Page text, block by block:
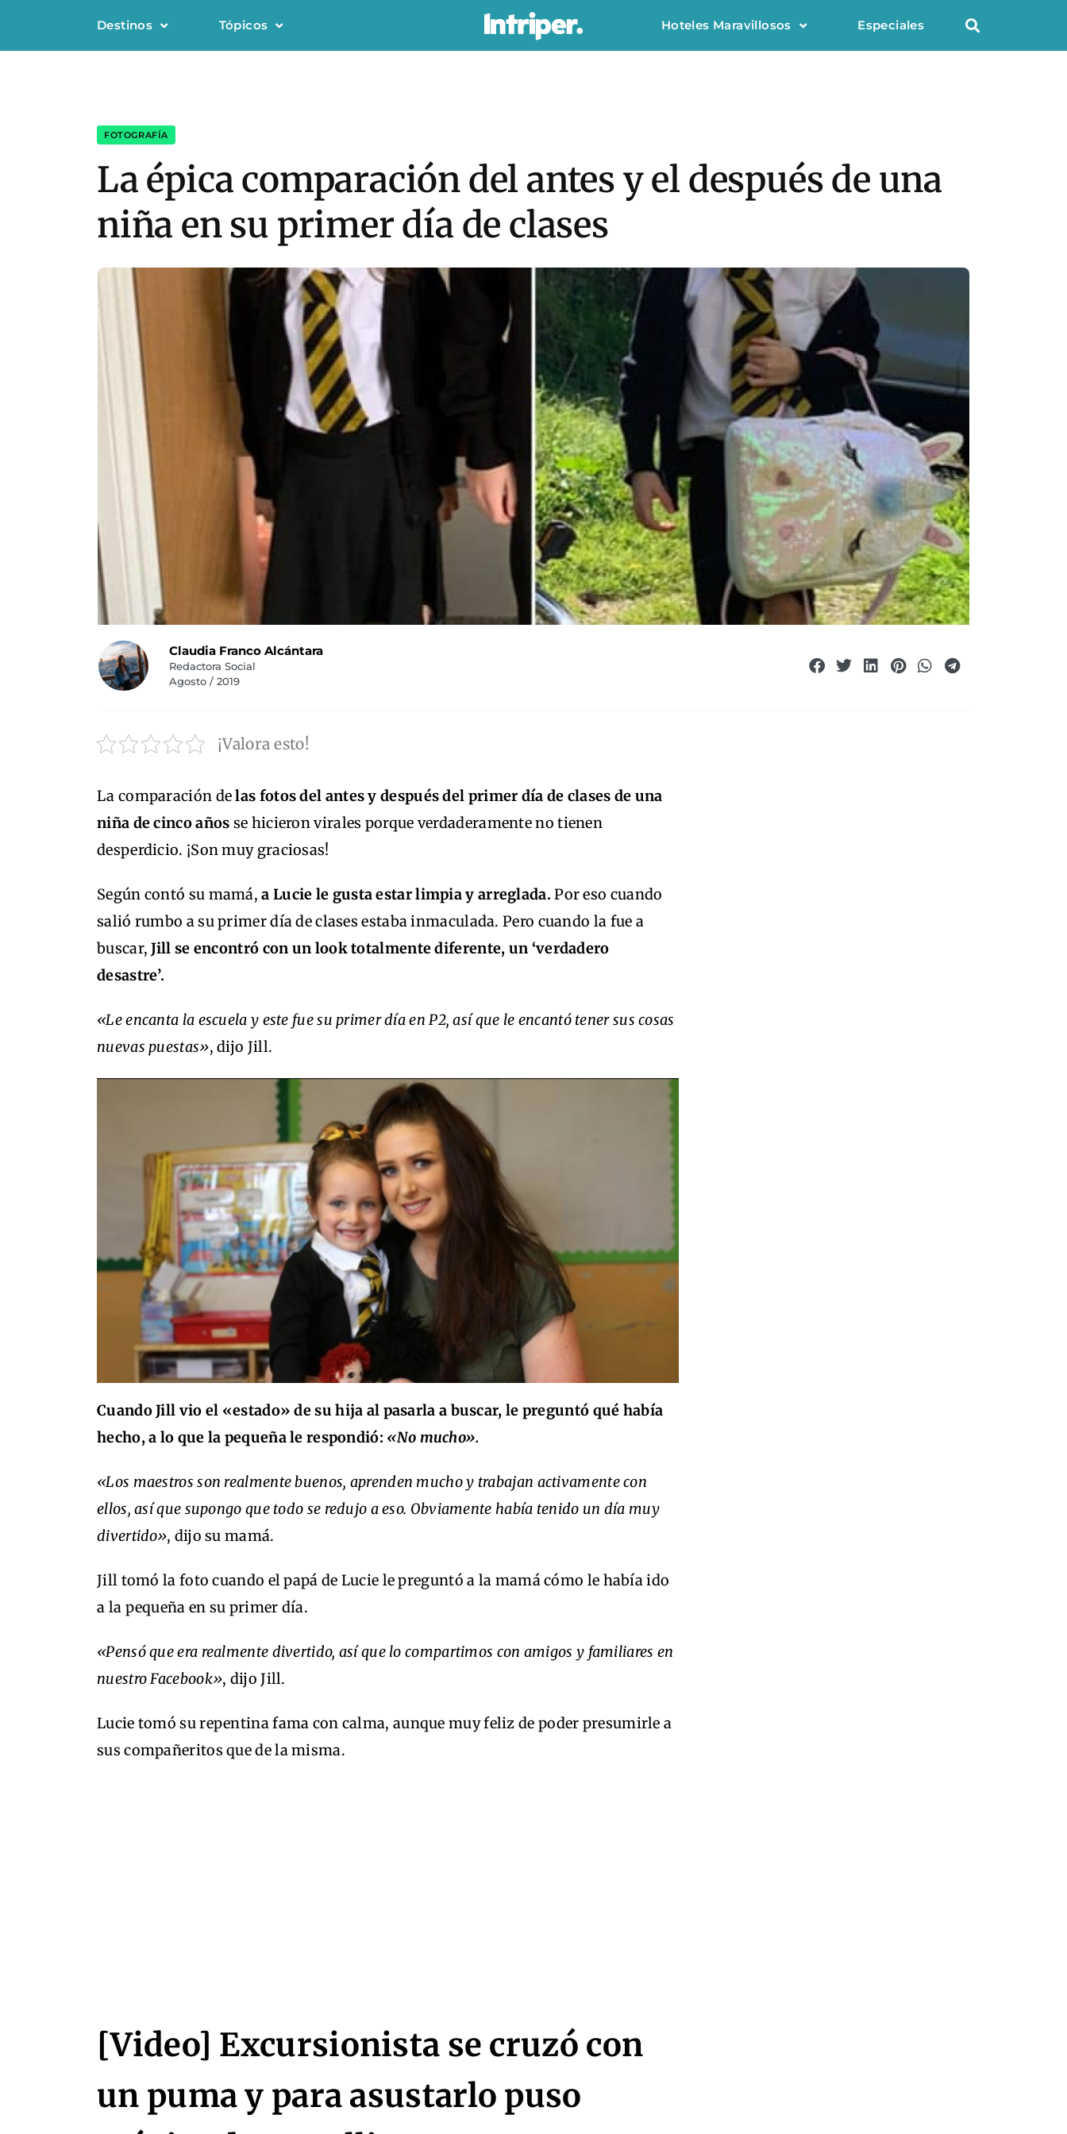
Destinos Tópicos Hoteles Maravillosos Especiales
FOTOGRAFÍA
La épica comparación del antes y el después de una
niña en su primer día de clases
Claudia Franco Alcántara
Redactora Social
Agosto / 2019
¡Valora esto!
La comparación delas fotos del antes y después del primer día de clases de una
niña de cinco años se hicieron virales porque verdaderamente no tienen
desperdicio. ¡Son muy graciosas!
Según contó su mamá,a Lucie le gusta estar limpia y arreglada. Por eso cuando
salió rumbo a su primer día de clases estaba inmaculada. Pero cuando la fue a
buscar,Jill se encontró con un look totalmente diferente, un ‘verdadero
desastre’.
«Le encanta la escuela y este fue su primer día en P2, así que le encantó tener sus cosas
nuevas puestas», dijo Jill.
Cuando Jill vio el «estado» de su hija al pasarla a buscar, le preguntó qué había
hecho, a lo que la pequeña le respondió: «No mucho».
«Los maestros son realmente buenos, aprenden mucho y trabajan activamente con
ellos, así que supongo que todo se redujo a eso. Obviamente había tenido un día muy
divertido», dijo su mamá.
Jill tomó la foto cuando el papá de Lucie le preguntó a la mamá cómo le había ido
a la pequeña en su primer día.
«Pensó que era realmente divertido, así que lo compartimos con amigos y familiares en
nuestro Facebook», dijo Jill.
Lucie tomó su repentina fama con calma, aunque muy feliz de poder presumirle a
sus compañeritos que de la misma.
[Video] Excursionista se cruzó con
un puma y para asustarlo puso